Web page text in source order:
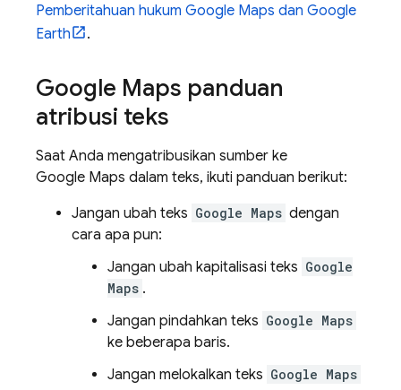
Pemberitahuan hukum Google Maps dan Google
Earth
.
Google Maps panduan
atribusi teks
Saat Anda mengatribusikan sumber ke
Google Maps dalam teks, ikuti panduan berikut:
Jangan ubah teks Google Maps dengan
cara apa pun:
Jangan ubah kapitalisasi teks Google
Maps .
Jangan pindahkan teks Google Maps
ke beberapa baris.
Jangan melokalkan teks Google Maps